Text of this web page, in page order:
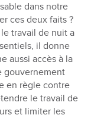
dans notre
ces deux faits ?
travail de nuit a
il donne
aussi accès à la
gouvernement
en règle contre
le travail de
et limiter les